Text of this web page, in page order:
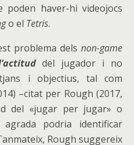
poden haver-hi videojocs
o el Tetris.
problema dels non-game
del jugador i no
i objectius, tal com
–citat per Rough (2017,
del «jugar per jugar» o
podria identificar
Rough suggereix